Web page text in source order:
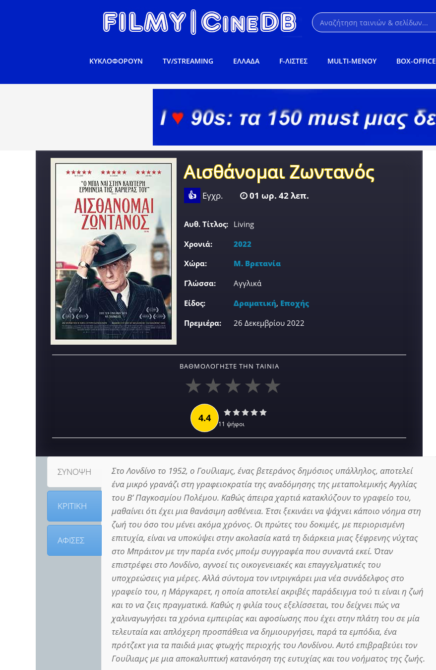
ΚΥΚΛΟΦΟΡΟΥΝ TV/STREAMING ΕΛΛΑΔΑ F-ΛΙΣΤΕΣ MULTI-ΜΕΝΟΥ BOX-OFFICE
Αισθάνομαι Ζωντανός
👍 Εγχρ. 01 ωρ. 42 λεπ.
Αυθ. Τίτλος: Living
Χρονιά:
2022
Χώρα:
Μ. Βρετανία
Γλώσσα:
Αγγλικά
Είδος:
Δραματική, Εποχής
Πρεμιέρα:
26 Δεκεμβρίου 2022
ΒΑΘΜΟΛΟΓΉΣΤΕ ΤΗΝ ΤΑΙΝΊΑ
4.4 11 ψήφοι
ΣΥΝΟΨΗ
ΚΡΙΤΙΚΗ
ΑΦΙΣΕΣ
Στο Λονδίνο το 1952, ο Γουίλιαμς, ένας βετεράνος δημόσιος υπάλληλος, αποτελεί
ένα μικρό γρανάζι στη γραφειοκρατία της αναδόμησης της μεταπολεμικής Αγγλίας
του Β’ Παγκοσμίου Πολέμου. Καθώς άπειρα χαρτιά κατακλύζουν το γραφείο του,
μαθαίνει ότι έχει μια θανάσιμη ασθένεια. Έτσι ξεκινάει να ψάχνει κάποιο νόημα στη
ζωή του όσο του μένει ακόμα χρόνος. Οι πρώτες του δοκιμές, με περιορισμένη
επιτυχία, είναι να υποκύψει στην ακολασία κατά τη διάρκεια μιας ξέφρενης νύχτας
στο Μπράιτον με την παρέα ενός μποέμ συγγραφέα που συναντά εκεί. Όταν
επιστρέφει στο Λονδίνο, αγνοεί τις οικογενειακές και επαγγελματικές του
υποχρεώσεις για μέρες. Αλλά σύντομα τον ιντριγκάρει μια νέα συνάδελφος στο
γραφείο του, η Μάργκαρετ, η οποία αποτελεί ακριβές παράδειγμα τού τι είναι η ζωή
και το να ζεις πραγματικά. Καθώς η φιλία τους εξελίσσεται, του δείχνει πώς να
χαλιναγωγήσει τα χρόνια εμπειρίας και αφοσίωσης που έχει στην πλάτη του σε μία
τελευταία και απλόχερη προσπάθεια να δημιουργήσει, παρά τα εμπόδια, ένα
πρότζεκτ για τα παιδιά μιας φτωχής περιοχής του Λονδίνου. Αυτό επιβραβεύει τον
Γουίλιαμς με μια αποκαλυπτική κατανόηση της ευτυχίας και του νοήματος της ζωής.